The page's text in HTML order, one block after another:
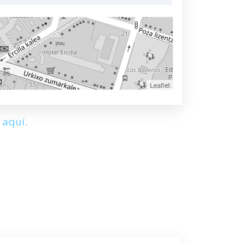
Leaflet
aquí.